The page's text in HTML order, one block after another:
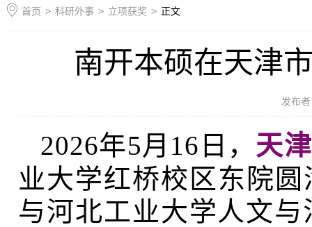
首页 > 科研外事 > 立项获奖 > 正文
南开本硕在天津
发布
2026年5月16日， 天
业大学红桥校区东院
与河北工业大学人文